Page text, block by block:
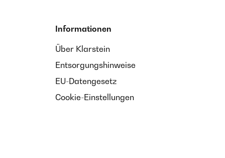
Informationen
Über Klarstein
Entsorgungshinweise
EU-Datengesetz
Cookie-Einstellungen